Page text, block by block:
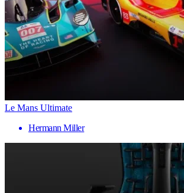
Le Mans Ultimate
Hermann Miller